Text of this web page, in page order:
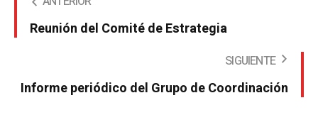
Reunión del Comité de Estrategia
SIGUIENTE
Informe periódico del Grupo de Coordinación